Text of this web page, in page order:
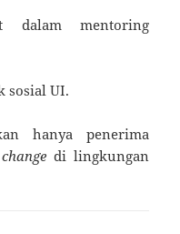
dalam mentoring
sosial UI.
hanya penerima
di lingkungan